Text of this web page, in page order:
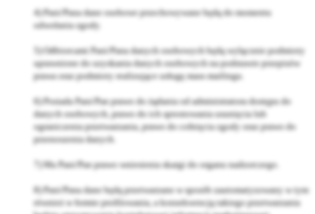
4) Pani/Pana dane osobowe przechowywane będą do momentu
odwołania zgody.
5) Odbiorcami Pani/Pana danych osobowych będą wyłącznie podmioty
uprawnione do uzyskania danych osobowych na podstawie przepisów
prawa oraz podmioty realizujące usługę mass mailingu.
6) Posiada Pani/Pan prawo do żądania od administratora dostępu do
danych osobowych, prawo do ich sprostowania usunięcia lub
ograniczenia przetwarzania, prawo do cofnięcia zgody oraz prawo do
przenoszenia danych.
7) Ma Pani/Pan prawo wniesienia skargi do organu nadzorczego.
8) Pani/Pana dane będą przetwarzane w sposób zautomatyzowany w tym
również w formie profilowania, a konsekwencją takiego przetwarzania